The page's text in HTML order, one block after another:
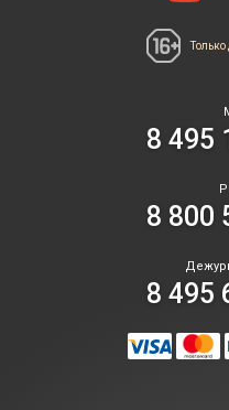
8 495
8 800
8 495